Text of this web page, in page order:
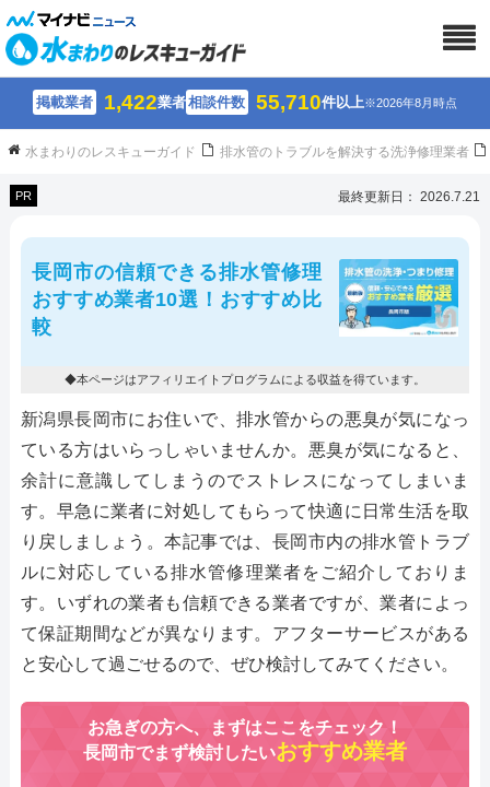
掲載業者 1,422業者相談件数 55,710件以上※2026年8月時点
水まわりのレスキューガイド 排水管のトラブルを解決する洗浄修理業者
PR 最終更新日： 2026.7.21
長岡市の信頼できる排水管修理
おすすめ業者10選！おすすめ比
較
◆本ページはアフィリエイトプログラムによる収益を得ています。
新潟県長岡市にお住いで、排水管からの悪臭が気になっ
ている方はいらっしゃいませんか。悪臭が気になると、
余計に意識してしまうのでストレスになってしまいま
す。早急に業者に対処してもらって快適に日常生活を取
り戻しましょう。本記事では、長岡市内の排水管トラブ
ルに対応している排水管修理業者をご紹介しておりま
す。いずれの業者も信頼できる業者ですが、業者によっ
て保証期間などが異なります。アフターサービスがある
と安心して過ごせるので、ぜひ検討してみてください。
お急ぎの方へ、まずはここをチェック！
長岡市でまず検討したいおすすめ業者